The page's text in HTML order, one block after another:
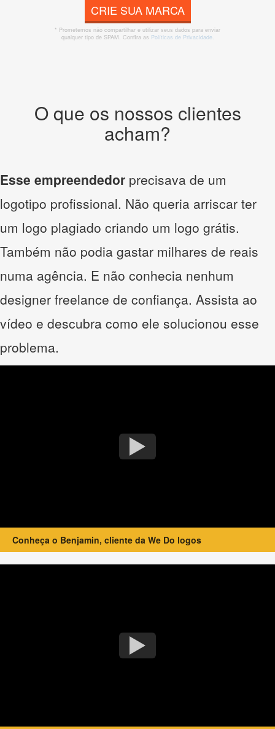
CRIE SUA MARCA
* Prometemos não compartilhar e utilizar seus dados para enviar
qualquer tipo de SPAM. Confira as Políticas de Privacidade.
O que os nossos clientes
acham?
Esse empreendedor precisava de um
logotipo profissional. Não queria arriscar ter
um logo plagiado criando um logo grátis.
Também não podia gastar milhares de reais
numa agência. E não conhecia nenhum
designer freelance de confiança. Assista ao
vídeo e descubra como ele solucionou esse
problema.
Conheça o Benjamin, cliente da We Do logos